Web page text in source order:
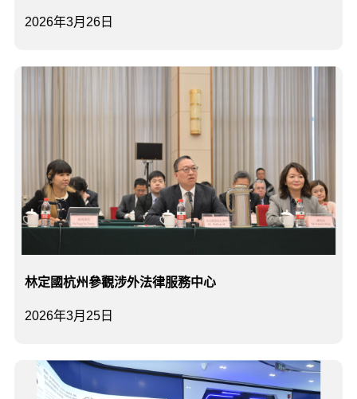
2026年3月26日
2026年3月25日
林定國杭州參觀涉外法律服務中心